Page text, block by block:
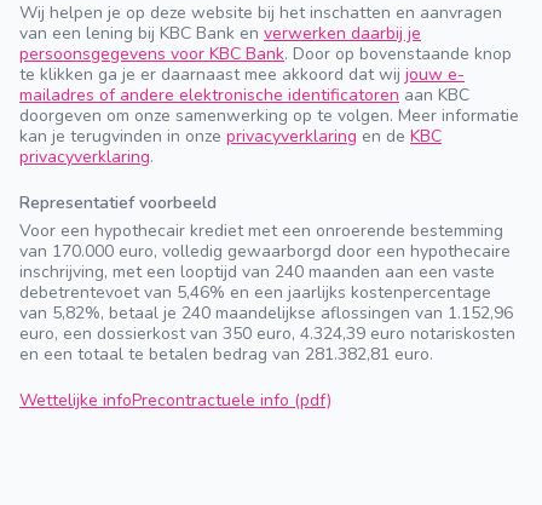
Wij helpen je op deze website bij het inschatten en aanvragen
van een lening bij KBC Bank en verwerken daarbij je
persoonsgegevens voor KBC Bank. Door op bovenstaande knop
te klikken ga je er daarnaast mee akkoord dat wij jouw e-
mailadres of andere elektronische identificatoren aan KBC
doorgeven om onze samenwerking op te volgen. Meer informatie
kan je terugvinden in onze privacyverklaring en de KBC
privacyverklaring.
Representatief voorbeeld
Voor een hypothecair krediet met een onroerende bestemming
van 170.000 euro, volledig gewaarborgd door een hypothecaire
inschrijving, met een looptijd van 240 maanden aan een vaste
debetrentevoet van 5,46% en een jaarlijks kostenpercentage
van 5,82%, betaal je 240 maandelijkse aflossingen van 1.152,96
euro, een dossierkost van 350 euro, 4.324,39 euro notariskosten
en een totaal te betalen bedrag van 281.382,81 euro.
Wettelijke infoPrecontractuele info (pdf)